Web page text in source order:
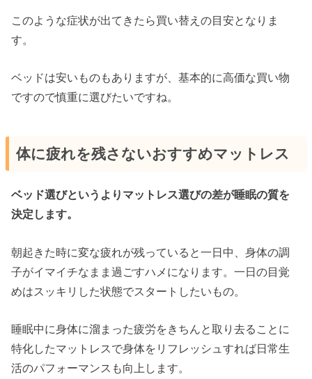
このような症状が出てきたら買い替えの目安となりま
す。
ベッドは安いものもありますが、基本的に高価な買い物
ですので慎重に選びたいですね。
体に疲れを残さないおすすめマットレス
ベッド選びというよりマットレス選びの差が睡眠の質を
決定します。
朝起きた時に変な疲れが残っていると一日中、身体の調
子がイマイチなまま過ごすハメになります。一日の目覚
めはスッキリした状態でスタートしたいもの。
睡眠中に身体に溜まった疲労をきちんと取り去ることに
特化したマットレスで身体をリフレッシュすれば日常生
活のパフォーマンスも向上します。